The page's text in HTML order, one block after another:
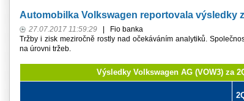
Automobilka Volkswagen reportovala výsledky
27.07.2017 11:59:29
Fio banka
Tržby i zisk meziročně rostly nad očekáváním analytiků.
na úrovni tržeb.
Výsledky Volkswagen AG (VOW3) za